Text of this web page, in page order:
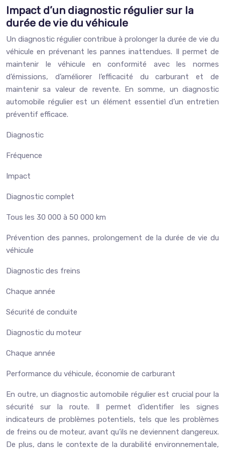
Impact d’un diagnostic régulier sur la
durée de vie du véhicule
Un diagnostic régulier contribue à prolonger la durée de vie du
véhicule en prévenant les pannes inattendues. Il permet de
maintenir le véhicule en conformité avec les normes
d’émissions, d’améliorer l’efficacité du carburant et de
maintenir sa valeur de revente. En somme, un diagnostic
automobile régulier est un élément essentiel d’un entretien
préventif efficace.
Diagnostic
Fréquence
Impact
Diagnostic complet
Tous les 30 000 à 50 000 km
Prévention des pannes, prolongement de la durée de vie du
véhicule
Diagnostic des freins
Chaque année
Sécurité de conduite
Diagnostic du moteur
Chaque année
Performance du véhicule, économie de carburant
En outre, un diagnostic automobile régulier est crucial pour la
sécurité sur la route. Il permet d’identifier les signes
indicateurs de problèmes potentiels, tels que les problèmes
de freins ou de moteur, avant qu’ils ne deviennent dangereux.
De plus, dans le contexte de la durabilité environnementale,